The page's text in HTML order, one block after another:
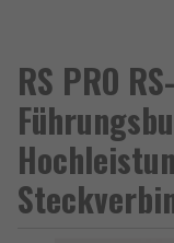
RS PRO